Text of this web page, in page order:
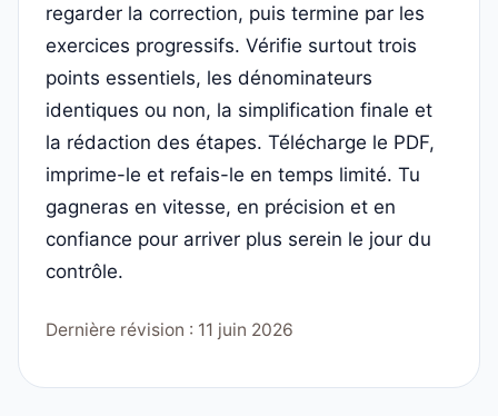
regarder la correction, puis termine par les
exercices progressifs. Vérifie surtout trois
points essentiels, les dénominateurs
identiques ou non, la simplification finale et
la rédaction des étapes. Télécharge le PDF,
imprime-le et refais-le en temps limité. Tu
gagneras en vitesse, en précision et en
confiance pour arriver plus serein le jour du
contrôle.
Dernière révision : 11 juin 2026